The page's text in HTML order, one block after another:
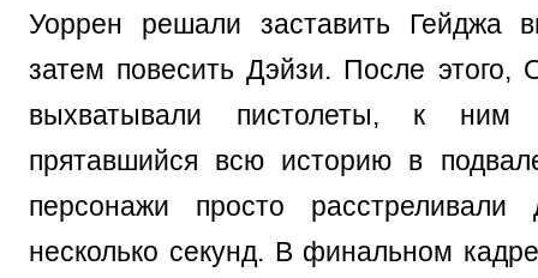
Уоррен решали заставить Гейджа
затем повесить Дэйзи. После этого,
выхватывали пистолеты, к ним
прятавшийся всю историю в
персонажи просто расстреливали
несколько секунд. В финальном